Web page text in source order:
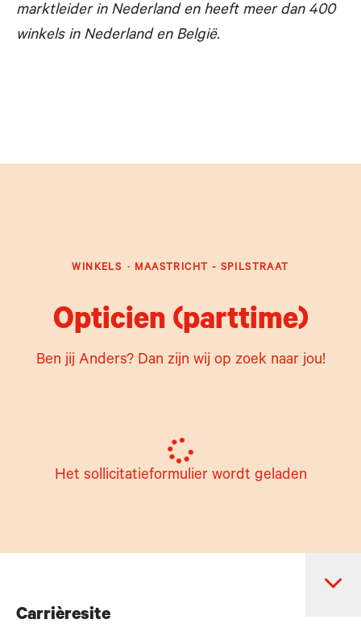
marktleider in Nederland en heeft meer dan 400
winkels in Nederland en België.
WINKELS · MAASTRICHT - SPILSTRAAT
Opticien (parttime)
Ben jij Anders? Dan zijn wij op zoek naar jou!
Het sollicitatieformulier wordt geladen
Carrièresite